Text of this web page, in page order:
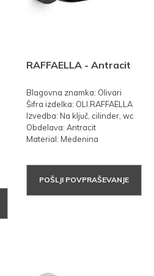
RAFFAELLA - Antracit
Blagovna znamka: Olivari
Šifra izdelka: OLI.RAFFAELLA
Izvedba: Na ključ, cilinder, wc
Obdelava: Antracit
Material: Medenina
POŠLJI POVPRAŠEVANJE